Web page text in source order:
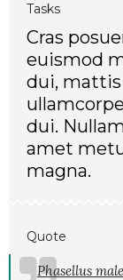
Tasks
Cras
euismod
dui,
dui.
amet
magna.
Quote
Phasellus